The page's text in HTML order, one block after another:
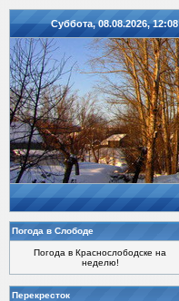
Суббота, 08.08.2026, 12:08
Погода в Слободе
Погода в Краснослободске на
неделю!
Перекресток